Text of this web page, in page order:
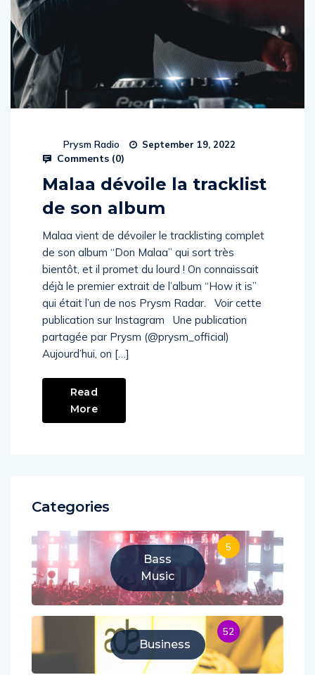
Prysm Radio September 19, 2022
Comments (0)
Malaa dévoile la tracklist
de son album
Malaa vient de dévoiler le tracklisting complet
de son album “Don Malaa” qui sort très
bientôt, et il promet du lourd ! On connaissait
déjà le premier extrait de l’album “How it is”
qui était l’un de nos Prysm Radar. Voir cette
publication sur Instagram Une publication
partagée par Prysm (@prysm_official)
Aujourd’hui, on […]
Read
More
Categories
Bass
Music
5
Business
52